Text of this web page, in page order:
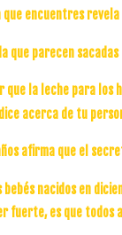
que encuentres revela
que parecen sacadas
que la leche para los
acerca de tu
afirma que el
bebés nacidos en
fuerte, es que todos